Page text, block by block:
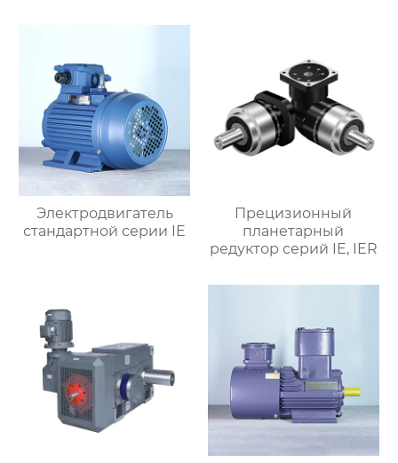
Электродвигатель
стандартной серии IE
Прецизионный
планетарный
редуктор серий IE, IER